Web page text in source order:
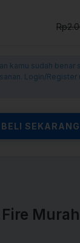
kamu sudah benar
Login/Register
BELI SEKARANG